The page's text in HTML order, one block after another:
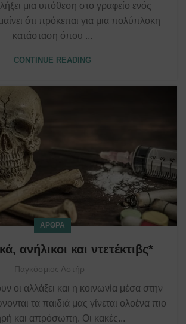
μια υπόθεση στο γραφείο ενός
ότι πρόκειται για μια πολύπλοκη
κατάσταση όπου ...
CONTINUE READING
ΆΡΘΡΑ
ανήλικοι και ντετέκτιβς*
Παγκόσμιος Αστήρ
οι αλλάξει και η κοινωνία μέσα στην
τα παιδιά μας γίνεται ολοένα πιο
και απρόσωπη. Οι κακές...